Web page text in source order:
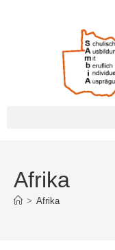
Afrika
> Afrika